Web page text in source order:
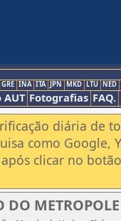
GRE INA ITA JPN MKD LTU NED
Fotografias FAQ.
diária de
como Google,
clicar no
DO